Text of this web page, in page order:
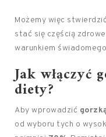
Możemy więc
stać się częścią
warunkiem
Jak włączyć
diety?
Aby wprowadzić
od wyboru tych o